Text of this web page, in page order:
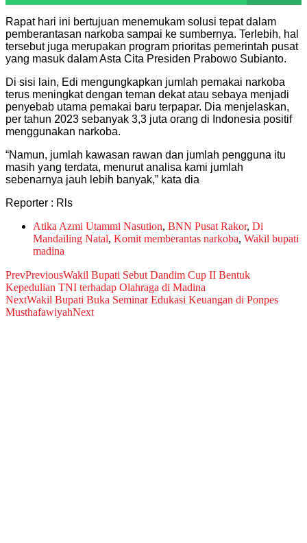
Rapat hari ini bertujuan menemukam solusi tepat dalam
pemberantasan narkoba sampai ke sumbernya. Terlebih, hal
tersebut juga merupakan program prioritas pemerintah pusat
yang masuk dalam Asta Cita Presiden Prabowo Subianto.
Di sisi lain, Edi mengungkapkan jumlah pemakai narkoba
terus meningkat dengan teman dekat atau sebaya menjadi
penyebab utama pemakai baru terpapar. Dia menjelaskan,
per tahun 2023 sebanyak 3,3 juta orang di Indonesia positif
menggunakan narkoba.
“Namun, jumlah kawasan rawan dan jumlah pengguna itu
masih yang terdata, menurut analisa kami jumlah
sebenarnya jauh lebih banyak,” kata dia
Reporter : Rls
Atika Azmi Utammi Nasution, BNN Pusat Rakor, Di
Mandailing Natal, Komit memberantas narkoba, Wakil bupati
madina
PrevPreviousWakil Bupati Sebut Dandim Cup II Bentuk
Kepedulian TNI terhadap Olahraga di Madina
NextWakil Bupati Buka Seminar Edukasi Keuangan di Ponpes
MusthafawiyahNext